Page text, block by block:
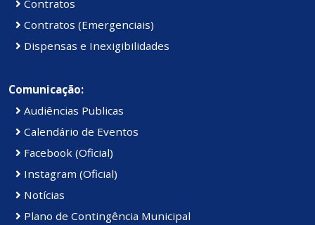
Contratos
Contratos (Emergenciais)
Dispensas e Inexigibilidades
Comunicação:
Audiências Publicas
Calendário de Eventos
Facebook (Oficial)
Instagram (Oficial)
Notícias
Plano de Contingência Municipal